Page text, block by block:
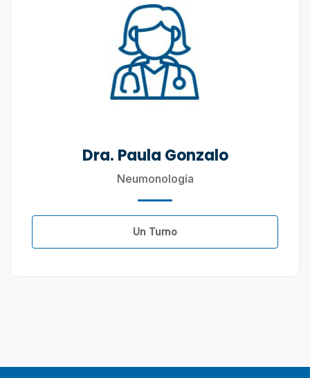
Dra. Paula Gonzalo
Neumonología
Un Turno